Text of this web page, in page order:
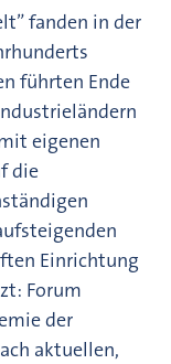
fanden in der
führten Ende
eigenen
die
Einrichtung
Forum
der
aktuellen,